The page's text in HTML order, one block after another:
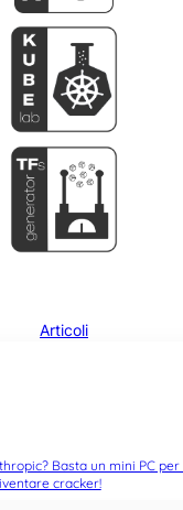
Articoli
Basta un mini PC
cracker!